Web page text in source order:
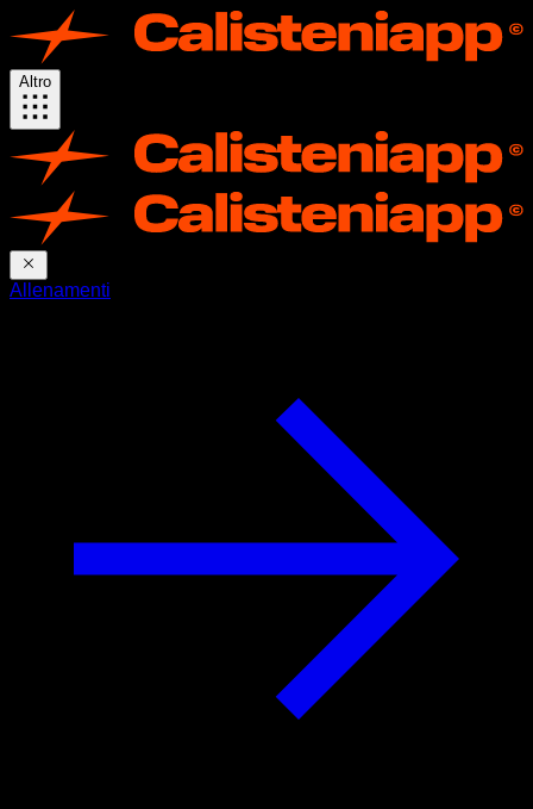
Altro
Allenamenti